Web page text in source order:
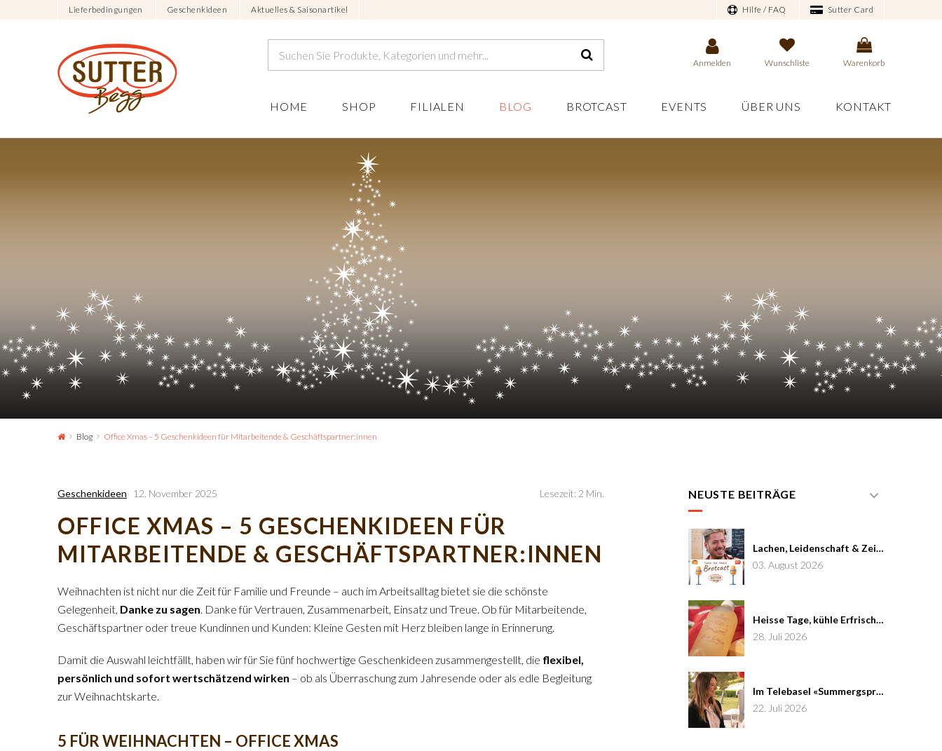
Lieferbedingungen Geschenkideen Aktuelles & Saisonartikel Hilfe / FAQ Sutter Card
Anmelden Wunschliste Warenkorb
HOME SHOP FILIALEN BLOG BROTCAST EVENTS ÜBER UNS KONTAKT
Blog Office Xmas – 5 Geschenkideen für Mitarbeitende & Geschäftspartner:innen
Geschenkideen 12. November 2025 Lesezeit: 2 Min.
OFFICE XMAS – 5 GESCHENKIDEEN FÜR
MITARBEITENDE & GESCHÄFTSPARTNER:INNEN
Weihnachten ist nicht nur die Zeit für Familie und Freunde – auch im Arbeitsalltag bietet sie die schönste
Gelegenheit, Danke zu sagen. Danke für Vertrauen, Zusammenarbeit, Einsatz und Treue. Ob für Mitarbeitende,
Geschäftspartner oder treue Kundinnen und Kunden: Kleine Gesten mit Herz bleiben lange in Erinnerung.
Damit die Auswahl leichtfällt, haben wir für Sie fünf hochwertige Geschenkideen zusammengestellt, die flexibel,
persönlich und sofort wertschätzend wirken – ob als Überraschung zum Jahresende oder als edle Begleitung
zur Weihnachtskarte.
5 FÜR WEIHNACHTEN – OFFICE XMAS
NEUSTE BEITRÄGE
Lachen, Leidenschaft & Zeit: Joël von Mutzenbecher im Brotcast #7
03. August 2026
Heisse Tage, kühle Erfrischung
28. Juli 2026
Im Telebasel «Summergspröch» zu Gast
22. Juli 2026